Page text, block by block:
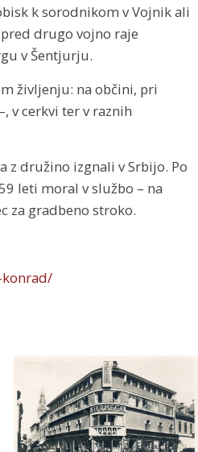
k sorodnikom v Vojnik ali
drugo vojno raje
v Šentjurju.
življenju: na občini, pri
v cerkvi ter v raznih
z družino izgnali v Srbijo. Po
leti moral v službo – na
za gradbeno stroko.